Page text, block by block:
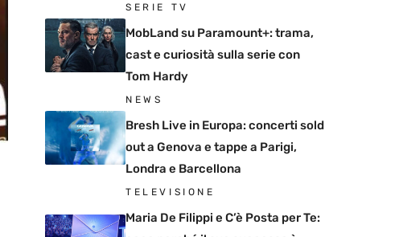
SERIE TV
MobLand su Paramount+: trama,
cast e curiosità sulla serie con
Tom Hardy
NEWS
Bresh Live in Europa: concerti sold
out a Genova e tappe a Parigi,
Londra e Barcellona
TELEVISIONE
Maria De Filippi e C’è Posta per Te: